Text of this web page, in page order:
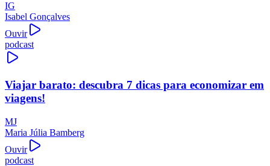
IG
Isabel Gonçalves
Ouvir
podcast
Viajar barato: descubra 7 dicas para economizar em
viagens!
MJ
Maria Júlia Bamberg
Ouvir
podcast